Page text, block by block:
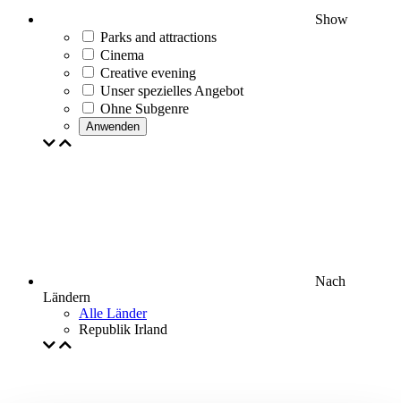
Show
Parks and attractions
Cinema
Creative evening
Unser spezielles Angebot
Ohne Subgenre
Anwenden
Nach
Ländern
Alle Länder
Republik Irland